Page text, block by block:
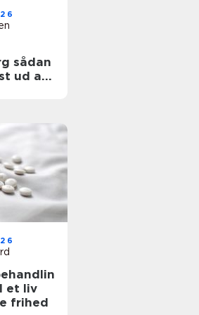
ud af
et liv
frihed